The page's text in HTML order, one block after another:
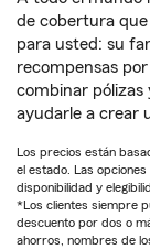
de cobertura
para usted: su
recompensas
combinar pólizas
ayudarle a crear
Los precios están
el estado. Las
disponibilidad y
*Los clientes siempre
descuento por dos o
ahorros, nombres de